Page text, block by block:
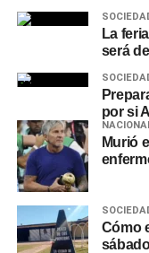
La
será
por si
Murió
Cómo